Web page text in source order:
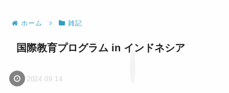
ホーム 雑記
国際教育プログラム in インドネシア
2024.09.14